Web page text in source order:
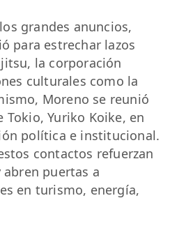
grandes anuncios,
para estrechar lazos
la corporación
culturales como la
Moreno se reunió
Yuriko Koike, en
política e institucional.
contactos refuerzan
abren puertas a
en turismo, energía,